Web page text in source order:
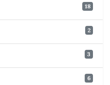
18
2
3
6